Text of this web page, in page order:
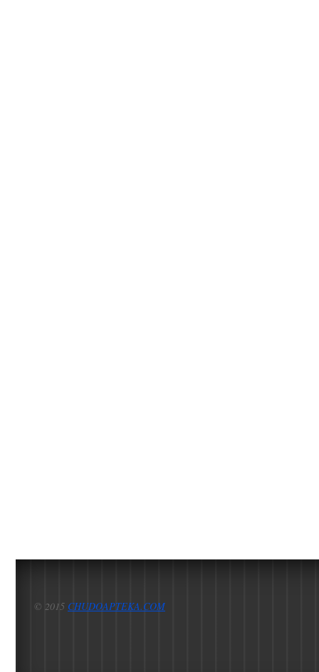
© 2015 CHUDOAPTEKA.COM